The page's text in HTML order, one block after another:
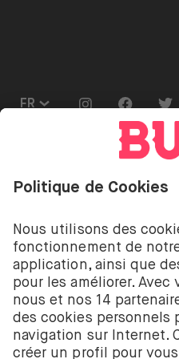
FR
Ouvrir le menu de
Go to Go to
Investir comporte des
dépôt.
Les services
actions et les ETF sont
est enregistré auprès de
néerlandaise à
58403949. BUX B.V. est
l’Autorité néerlandaise
(Autoriteit Financiële